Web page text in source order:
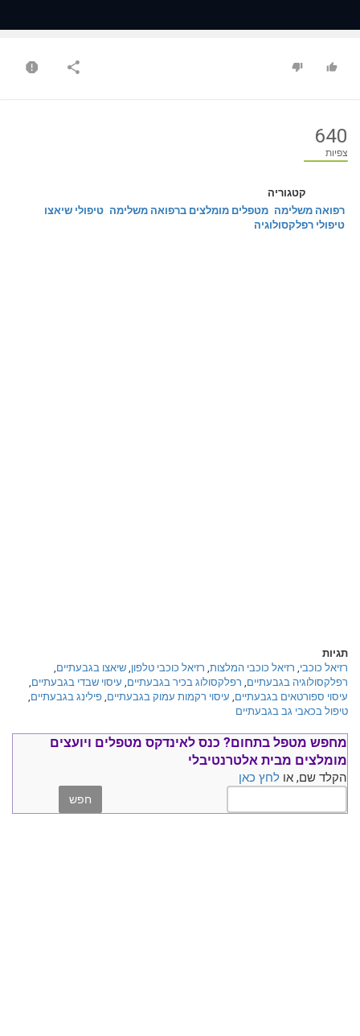
640
צפיות
קטגוריה
רפואה משלימה מטפלים מומלצים ברפואה משלימה טיפולי שיאצו
טיפולי רפלקסולוגיה
תגיות
רזיאל כוכבי, רזיאל כוכבי המלצות, רזיאל כוכבי טלפון, שיאצו בגבעתיים,
רפלקסולוגיה בגבעתיים, רפלקסולוג בכיר בגבעתיים, עיסוי שבדי בגבעתיים,
עיסוי ספורטאים בגבעתיים, עיסוי רקמות עמוק בגבעתיים, פילינג בגבעתיים,
טיפול בכאבי גב בגבעתיים
מחפש מטפל בתחום? כנס לאינדקס מטפלים ויועצים
מומלצים מבית אלטרנטיבלי
הקלד שם, או לחץ כאן